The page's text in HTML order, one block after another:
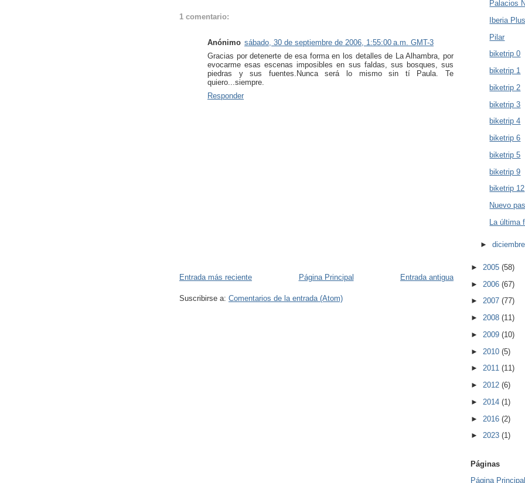
1 comentario:
Anónimo sábado, 30 de septiembre de 2006, 1:55:00 a.m. GMT-3
Gracias por detenerte de esa forma en los detalles de La Alhambra, por
evocarme esas escenas imposibles en sus faldas, sus bosques, sus
piedras y sus fuentes.Nunca será lo mismo sin tí Paula. Te
quiero...siempre.
Responder
Entrada más reciente Entrada antigua
Página Principal
Suscribirse a: Comentarios de la entrada (Atom)
Palacios
Iberia Plus
Pilar
biketrip 0
biketrip 1
biketrip 2
biketrip 3
biketrip 4
biketrip 6
biketrip 5
biketrip 9
biketrip 12
Nuevo
La última
►
► 2005 (58)
► 2006 (67)
► 2007 (77)
► 2008 (11)
► 2009 (10)
► 2010 (5)
► 2011 (11)
► 2012 (6)
► 2014 (1)
► 2016 (2)
► 2023 (1)
Páginas
Página Principal